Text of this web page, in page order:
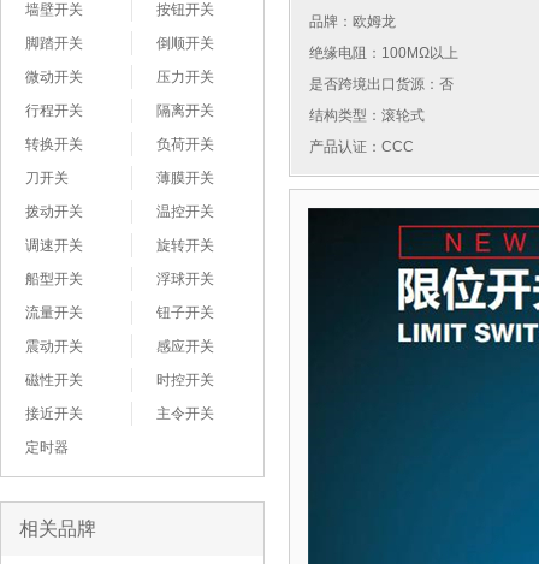
墙壁开关
按钮开关
脚踏开关
倒顺开关
微动开关
压力开关
行程开关
隔离开关
转换开关
负荷开关
刀开关
薄膜开关
拨动开关
温控开关
调速开关
旋转开关
船型开关
浮球开关
流量开关
钮子开关
震动开关
感应开关
磁性开关
时控开关
接近开关
主令开关
定时器
相关品牌
品牌： 欧姆龙
绝缘电阻：100MΩ以上
是否跨境出口货源：否
结构类型：滚轮式
产品认证：CCC